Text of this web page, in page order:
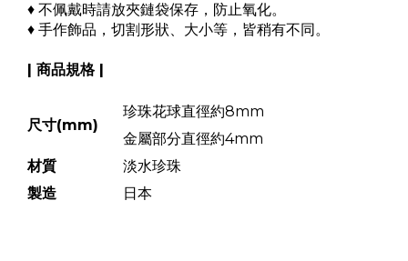
♦ 不佩戴時請放夾鏈袋保存，防止氧化。
♦ 手作飾品，切割形狀、大小等，皆稍有不同。
| 商品規格 |
尺寸(mm)
珍珠花球直徑約8mm
金屬部分直徑約4mm
材質
淡水珍珠
製造
日本